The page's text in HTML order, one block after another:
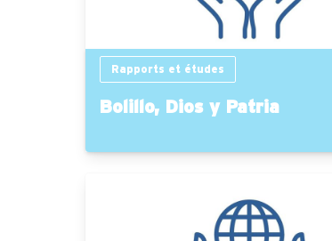
Rapports et études
Bolillo, Dios y Patria